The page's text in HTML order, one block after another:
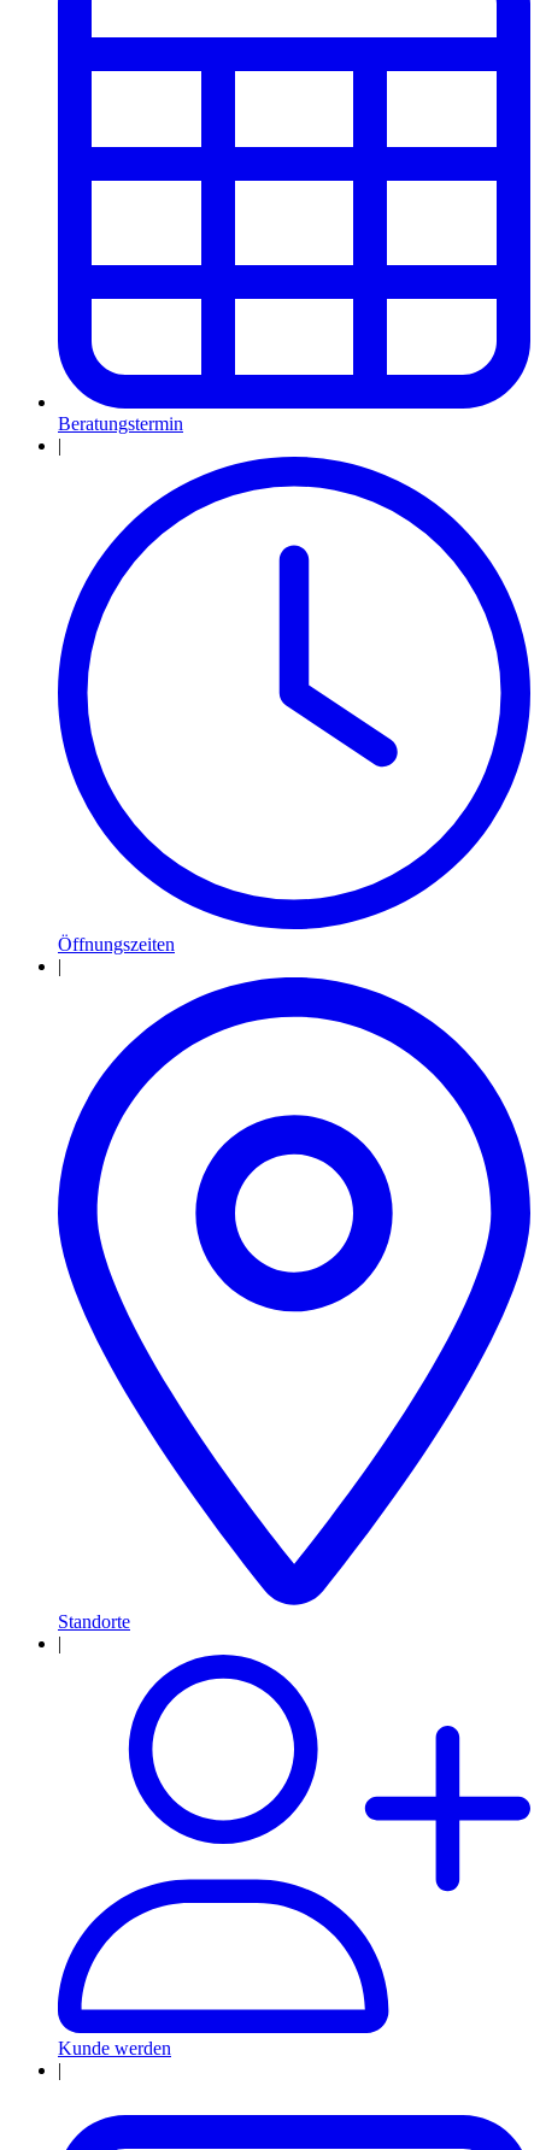
Beratungstermin
|
Öffnungszeiten
|
Standorte
Kunde werden
|